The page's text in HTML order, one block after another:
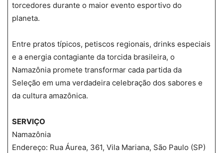
torcedores durante o maior evento esportivo do
planeta.
Entre pratos típicos, petiscos regionais, drinks especiais
e a energia contagiante da torcida brasileira, o
Namazônia promete transformar cada partida da
Seleção em uma verdadeira celebração dos sabores e
da cultura amazônica.
SERVIÇO
Namazônia
Endereço: Rua Áurea, 361, Vila Mariana, São Paulo (SP)